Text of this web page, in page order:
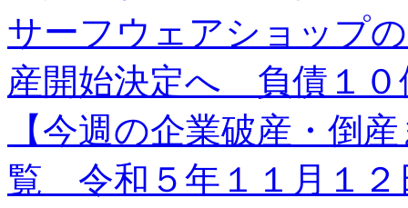
サーフウェアショップ
産開始決定へ 負債１０
【今週の企業破産・倒
覧 令和５年１１月１２